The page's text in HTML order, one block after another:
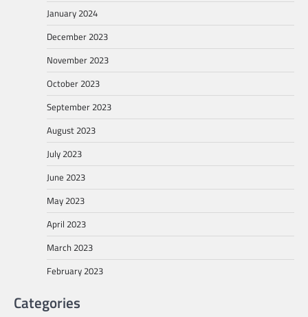
January 2024
December 2023
November 2023
October 2023
September 2023
August 2023
July 2023
June 2023
May 2023
April 2023
March 2023
February 2023
Categories